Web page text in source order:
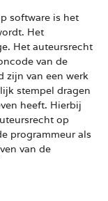
software is het
Het
Het auteursrecht
van de
zijn van een werk
stempel dragen
heeft. Hierbij
op
programmeur als
van de